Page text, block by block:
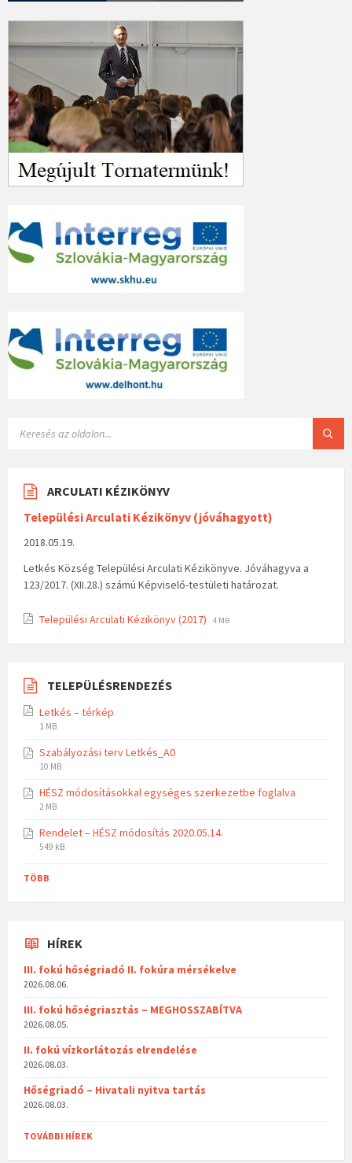
ARCULATI KÉZIKÖNYV
Települési Arculati Kézikönyv (jóváhagyott)
2018.05.19.
Letkés Község Települési Arculati Kézikönyve. Jóváhagyva a
123/2017. (XII.28.) számú Képviselő-testületi határozat.
Települési Arculati Kézikönyv (2017) 4 MB
TELEPÜLÉSRENDEZÉS
Letkés – térkép
1 MB
Szabályozási terv Letkés_A0
10 MB
HÉSZ módosításokkal egységes szerkezetbe foglalva
2 MB
Rendelet – HÉSZ módosítás 2020.05.14.
549 kB
TÖBB
HÍREK
III. fokú hőségriadó II. fokúra mérsékelve
2026.08.06.
III. fokú hőségriasztás – MEGHOSSZABÍTVA
2026.08.05.
II. fokú vízkorlátozás elrendelése
2026.08.03.
Hőségriadó – Hivatali nyitva tartás
2026.08.03.
TOVÁBBI HÍREK